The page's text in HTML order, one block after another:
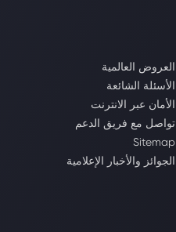
العروض العالمية
الأسئلة الشائعة
الأمان عبر الانترنت
تواصل مع فريق الدعم
Sitemap
الجوائز والأخبار الإعلامية